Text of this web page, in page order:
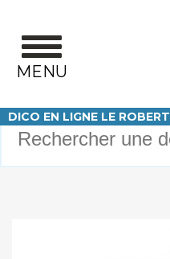
MENU
DICO EN LIGNE LE ROBERT
Votre recherche